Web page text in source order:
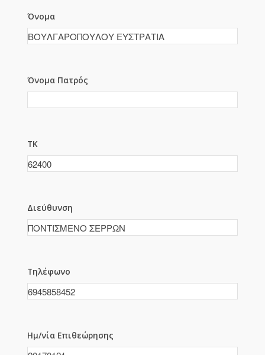
Όνομα
Όνομα Πατρός
ΤΚ
Διεύθυνση
Τηλέφωνο
Ημ/νία Επιθεώρησης